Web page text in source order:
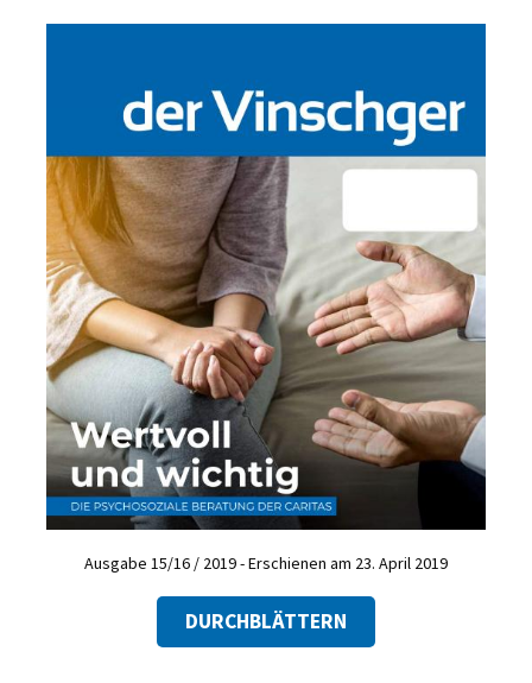
Ausgabe 15/16 / 2019 - Erschienen am 23. April 2019
DURCHBLÄTTERN